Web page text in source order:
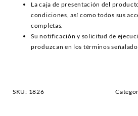
La caja de presentación del
condiciones, así como todos sus
completas.
Su notificación y solicitud de
produzcan en los términos
SKU: 1826